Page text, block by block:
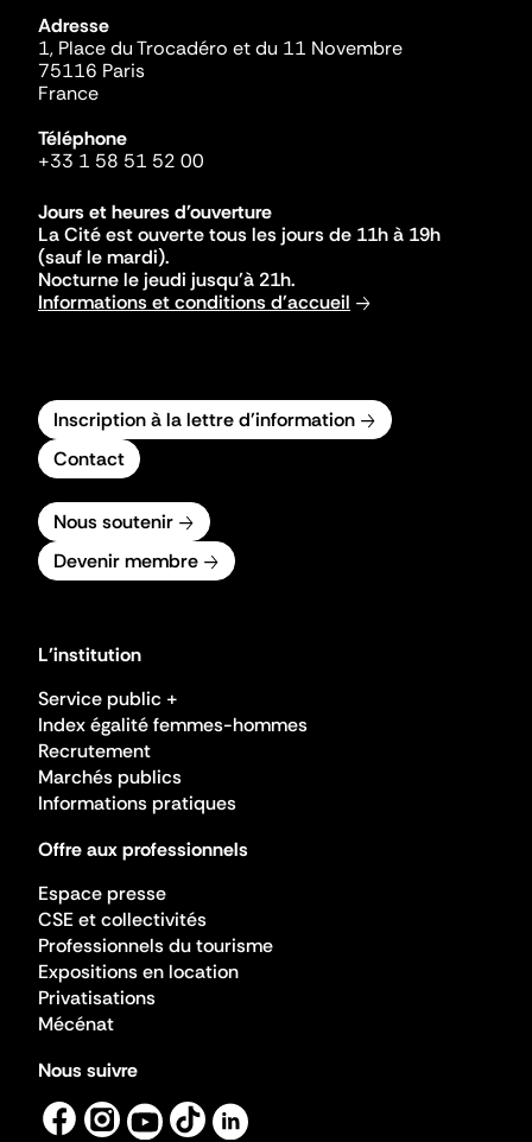
Adresse
1, Place du Trocadéro et du 11 Novembre
75116 Paris
France
Téléphone
+33 1 58 51 52 00
Jours et heures d'ouverture
La Cité est ouverte tous les jours de 11h à 19h
(sauf le mardi).
Nocturne le jeudi jusqu'à 21h.
Informations et conditions d'accueil
Inscription à la lettre d'information
Contact
Nous soutenir
Devenir membre
L'institution
Service public +
Index égalité femmes-hommes
Recrutement
Marchés publics
Informations pratiques
Offre aux professionnels
Espace presse
CSE et collectivités
Professionnels du tourisme
Expositions en location
Privatisations
Mécénat
Nous suivre